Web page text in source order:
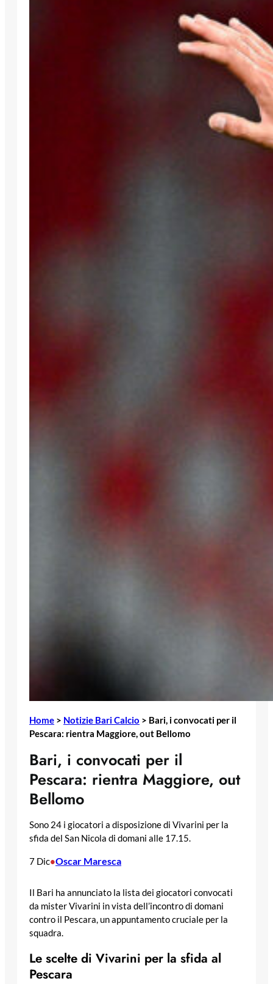
Home > Notizie Bari Calcio > Bari, i convocati per il
Pescara: rientra Maggiore, out Bellomo
Bari, i convocati per il
Pescara: rientra Maggiore, out
Bellomo
Sono 24 i giocatori a disposizione di Vivarini per la
sfida del San Nicola di domani alle 17.15.
7 Dic•Oscar Maresca
Il Bari ha annunciato la lista dei giocatori convocati
da mister Vivarini in vista dell’incontro di domani
contro il Pescara, un appuntamento cruciale per la
squadra.
Le scelte di Vivarini per la sfida al
Pescara